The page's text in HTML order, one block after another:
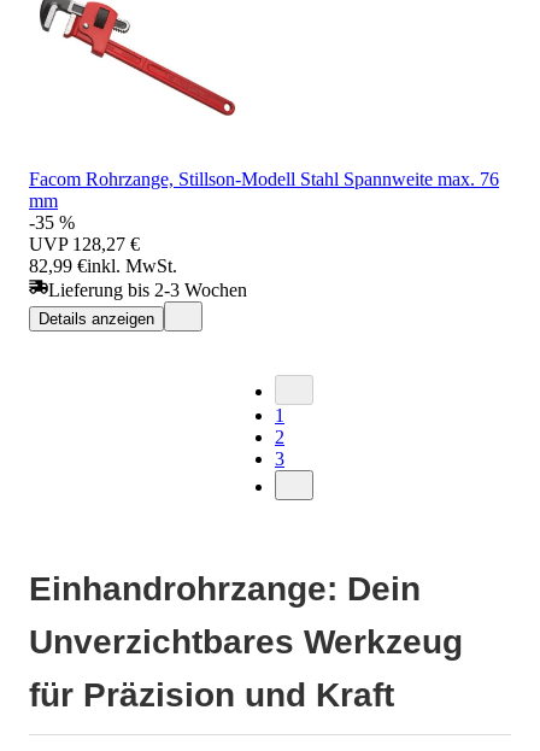
Facom Rohrzange, Stillson-Modell Stahl Spannweite max. 76
mm
-35 %
UVP 128,27 €
82,99 €inkl. MwSt.
Lieferung bis 2-3 Wochen
Details anzeigen
1
2
3
Einhandrohrzange: Dein
Unverzichtbares Werkzeug
für Präzision und Kraft